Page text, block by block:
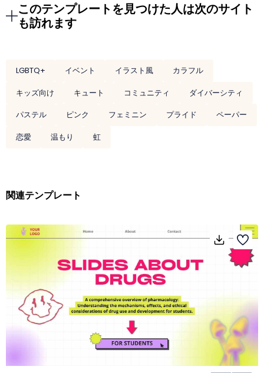
このテンプレートを見つけた人は次のサイト
も訪れます
LGBTQ+ イベント イラスト風
カラフル
キッズ向け
キュート コミュニティ
ダイバーシティ
パステル
ピンク フェミニン プライド
ペーパー
恋愛
温もり 虹
関連テンプレート